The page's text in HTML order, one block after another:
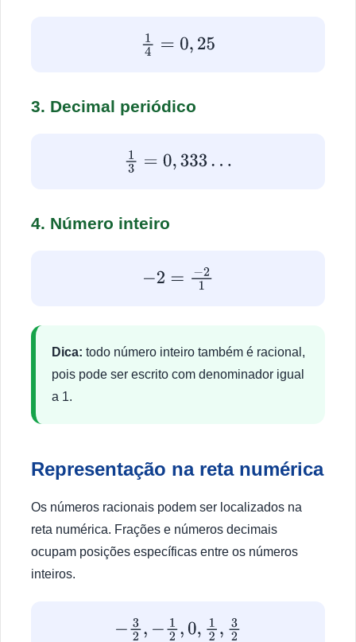
14 =0 25
3. Decimal periódico
13 =0 333…
4. Número inteiro
−2= −2 1
Dica: todo número inteiro também é racional,
pois pode ser escrito com denominador igual
a 1.
Representação na reta numérica
Os números racionais podem ser localizados na
reta numérica. Frações e números decimais
ocupam posições específicas entre os números
inteiros.
−32,−12,0, 12 ,32